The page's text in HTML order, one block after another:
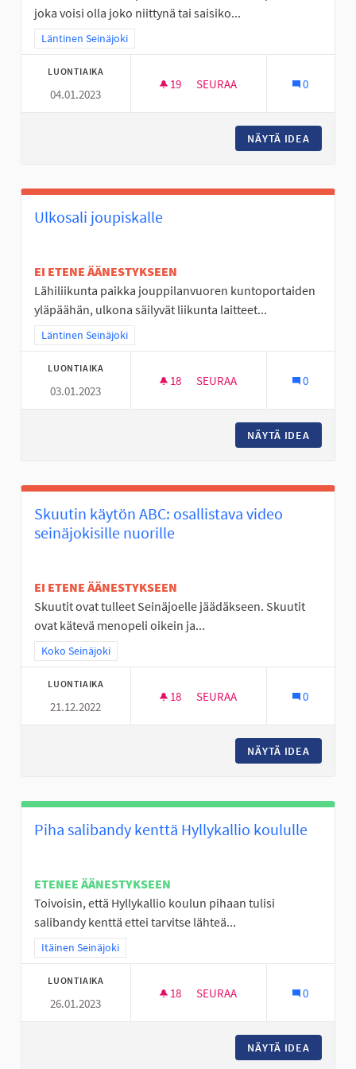
joka voisi olla joko niittynä tai saisiko...
Rajaa tulokset teeman mukaan: Läntinen Seinäjoki
Läntinen Seinäjoki
LUONTIAIKA
04.01.2023
19 19 SEURAAJAA
SEURAA 0
NÄYTÄ IDEA
Ulkosali joupiskalle
EI ETENE ÄÄNESTYKSEEN
Lähiliikunta paikka jouppilanvuoren kuntoportaiden
yläpäähän, ulkona säilyvät liikunta laitteet...
Rajaa tulokset teeman mukaan: Läntinen Seinäjoki
Läntinen Seinäjoki
LUONTIAIKA
03.01.2023
18 18 SEURAAJAA
SEURAA 0
NÄYTÄ IDEA
Skuutin käytön ABC: osallistava video
seinäjokisille nuorille
EI ETENE ÄÄNESTYKSEEN
Skuutit ovat tulleet Seinäjoelle jäädäkseen. Skuutit
ovat kätevä menopeli oikein ja...
Rajaa tulokset teeman mukaan: Koko Seinäjoki
Koko Seinäjoki
LUONTIAIKA
21.12.2022
18 18 SEURAAJAA
SEURAA 0
NÄYTÄ IDEA
Piha salibandy kenttä Hyllykallio koululle
ETENEE ÄÄNESTYKSEEN
Toivoisin, että Hyllykallio koulun pihaan tulisi
salibandy kenttä ettei tarvitse lähteä...
Rajaa tulokset teeman mukaan: Itäinen Seinäjoki
Itäinen Seinäjoki
LUONTIAIKA
26.01.2023
18 18 SEURAAJAA
SEURAA 0
NÄYTÄ IDEA